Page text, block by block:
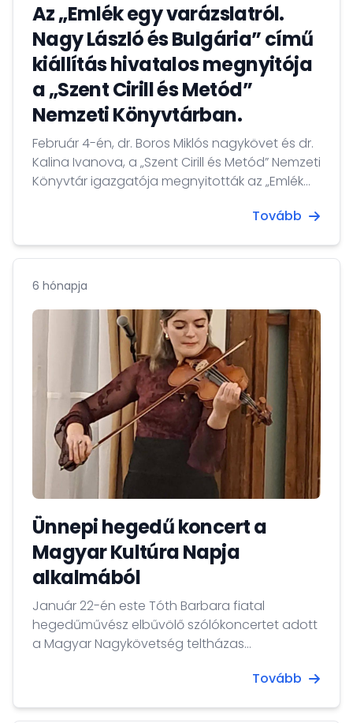
Az „Emlék egy varázslatról.
Nagy László és Bulgária” című
kiállítás hivatalos megnyitója
a „Szent Cirill és Metód”
Nemzeti Könyvtárban.
Február 4-én, dr. Boros Miklós nagykövet és dr.
Kalina Ivanova, a „Szent Cirill és Metód” Nemzeti
Könyvtár igazgatója megnyitották az „Emlék
kiállítást, amely a magyar költő, Nagy László
Bulgáriához fűződő kapcsolatának állít
szerepét a bolgár népi költészet magyar
kultúrában való meghonosításában, valamint
hozzájárulását a két nemzet közötti
kapcsolatok erősítéséhez.
Tovább
6 hónapja
Ünnepi hegedű koncert a
Magyar Kultúra Napja
alkalmából
Január 22-én este Tóth Barbara fiatal
hegedűművész elbűvölő szólókoncertet adott
a Magyar Nagykövetség teltházas
Tovább